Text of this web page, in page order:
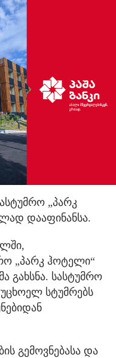
„პარკ
დააფინანსა.
„პარკ ჰოტელი“
გახსნა. სასტუმრო
სტუმრებს
გემოვნებასა და